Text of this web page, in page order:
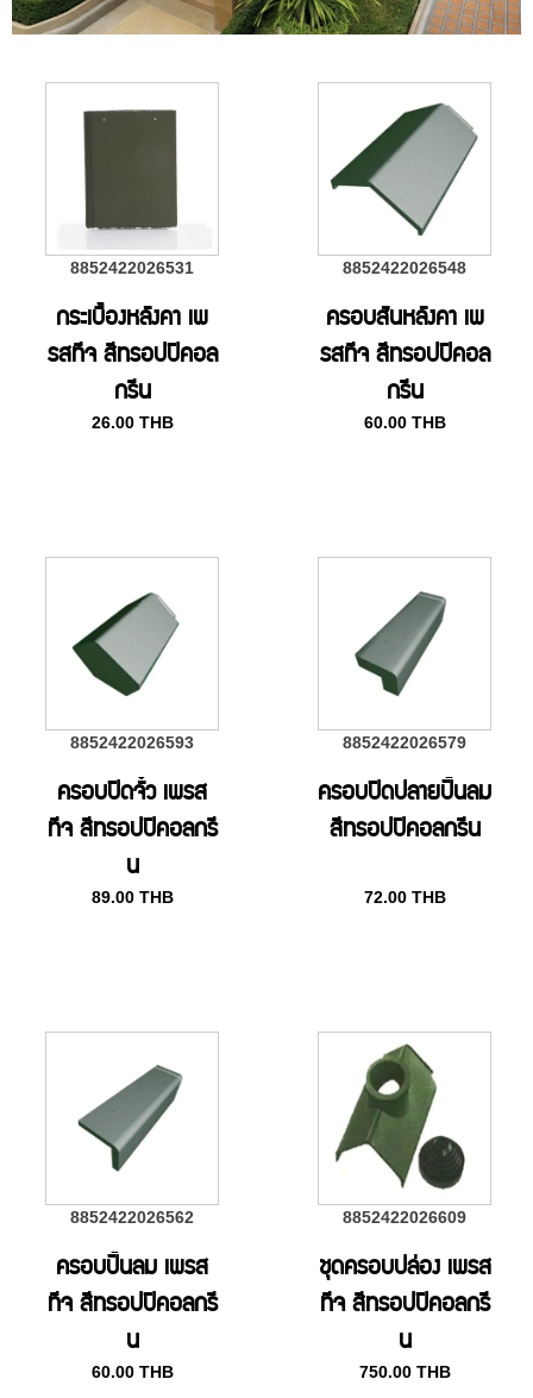
8852422026531
กระเบื้องหลังคา เพ
รสทีจ สีทรอปปิคอล
กรีน
26.00 THB
8852422026548
ครอบสันหลังคา เพ
รสทีจ สีทรอปปิคอล
กรีน
60.00 THB
8852422026593
ครอบปิดจั๋ว เพรส
ทีจ สีทรอปปิคอลกรี
น
89.00 THB
8852422026579
ครอบปิดปลายปั้นลม
สีทรอปปิคอลกรีน
72.00 THB
8852422026562
ครอบปั้นลม เพรส
ทีจ สีทรอปปิคอลกรี
น
60.00 THB
8852422026609
ชุดครอบปล่อง เพรส
ทีจ สีทรอปปิคอลกรี
น
750.00 THB